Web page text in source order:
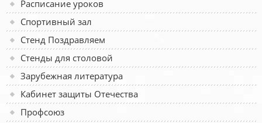
Расписание уроков
Спортивный зал
Стенд Поздравляем
Стенды для столовой
Зарубежная литература
Кабинет защиты Отечества
Профсоюз